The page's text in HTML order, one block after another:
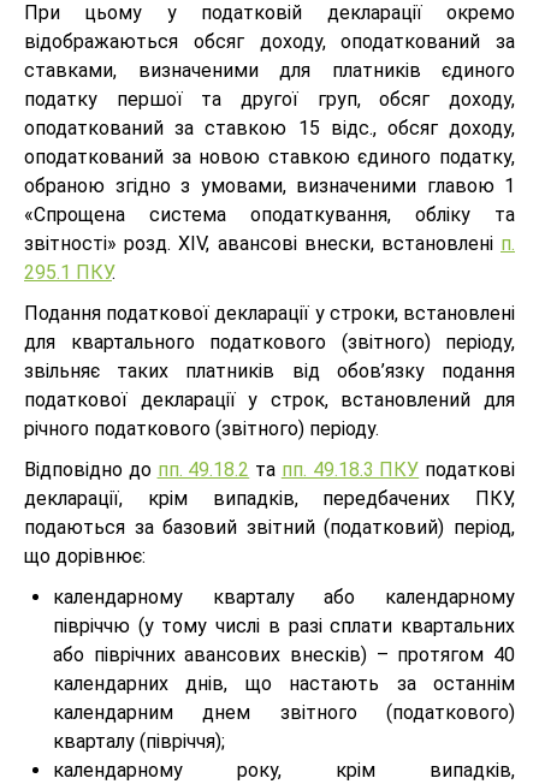
При цьому у податковій декларації окремо
відображаються обсяг доходу, оподаткований за
ставками, визначеними для платників єдиного
податку першої та другої груп, обсяг доходу,
оподаткований за ставкою 15 відс., обсяг доходу,
оподаткований за новою ставкою єдиного податку,
обраною згідно з умовами, визначеними главою 1
«Спрощена система оподаткування, обліку та
звітності» розд. XIV, авансові внески, встановлені п.
295.1 ПКУ.
Подання податкової декларації у строки, встановлені
для квартального податкового (звітного) періоду,
звільняє таких платників від обов’язку подання
податкової декларації у строк, встановлений для
річного податкового (звітного) періоду.
Відповідно до пп. 49.18.2 та пп. 49.18.3 ПКУ податкові
декларації, крім випадків, передбачених ПКУ,
подаються за базовий звітний (податковий) період,
що дорівнює:
календарному кварталу або календарному
півріччю (у тому числі в разі сплати квартальних
або піврічних авансових внесків) – протягом 40
календарних днів, що настають за останнім
календарним днем звітного (податкового)
кварталу (півріччя);
календарному року, крім випадків,